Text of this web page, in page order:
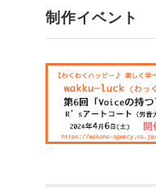
制作イベント